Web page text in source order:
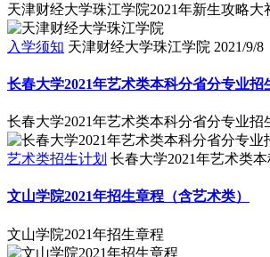
天津财经大学珠江学院2021年新生攻略大
入学须知 天津财经大学珠江学院 2021/9/8
长春大学2021年艺术类本科分省分专业招
长春大学2021年艺术类本科分省分专业招
艺术类招生计划 长春大学2021年艺术类
文山学院2021年招生章程（含艺术类）
文山学院2021年招生章程